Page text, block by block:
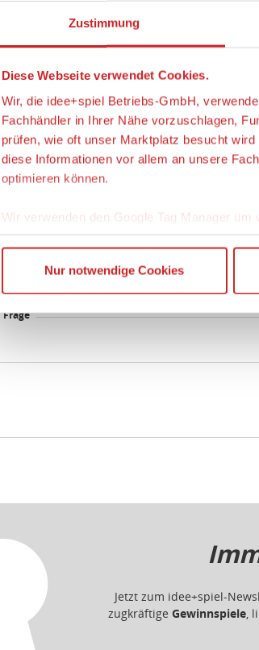
Diese Webseite verwendet Cookies.
Fachhändler in Ihrer Nähe vorzuschlagen,
prüfen, wie oft unser Marktplatz besucht
diese Informationen vor allem an unsere
optimieren können.
Wir verwenden den Google Tag Manager um
Wenn Sie auf „Alles erlauben“, klicken,
finden Sie in unserer Datenschutzerklärung.
der Europäischen Kommission erfasst wird,
bietet. Durch die Verwendung von
Sicherung eines angemessenen
Frage zum
Empfänger
E-Mail Adresse
zugkräftigeGewinnspiele,